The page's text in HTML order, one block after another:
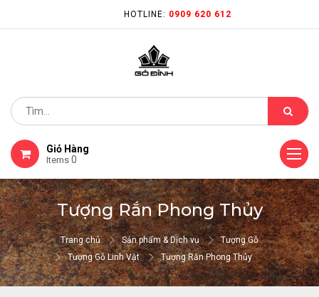
HOTLINE: 0909 620 612
Giỏ Hàng
Items 0
Tượng Rắn Phong Thủy
Trang chủ Sản phẩm & Dịch vụ
Tượng Gỗ
Tượng Gỗ Linh Vật
Tượng Rắn Phong Thủy